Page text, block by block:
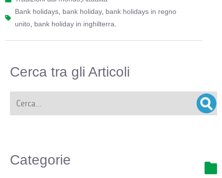
bank holidays bank holiday, bank holidays in regno
unito bank holiday in inghilterra
Cerca tra gli Articoli
Categorie